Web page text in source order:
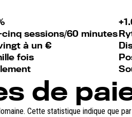
sessions/60 minutes
à un €
fois
de
Cette statistique indique que